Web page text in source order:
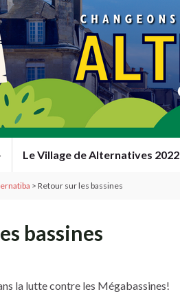
Le Village de Alternatives 2022
> Retour sur les bassines
bassines
la lutte contre les Mégabassines!